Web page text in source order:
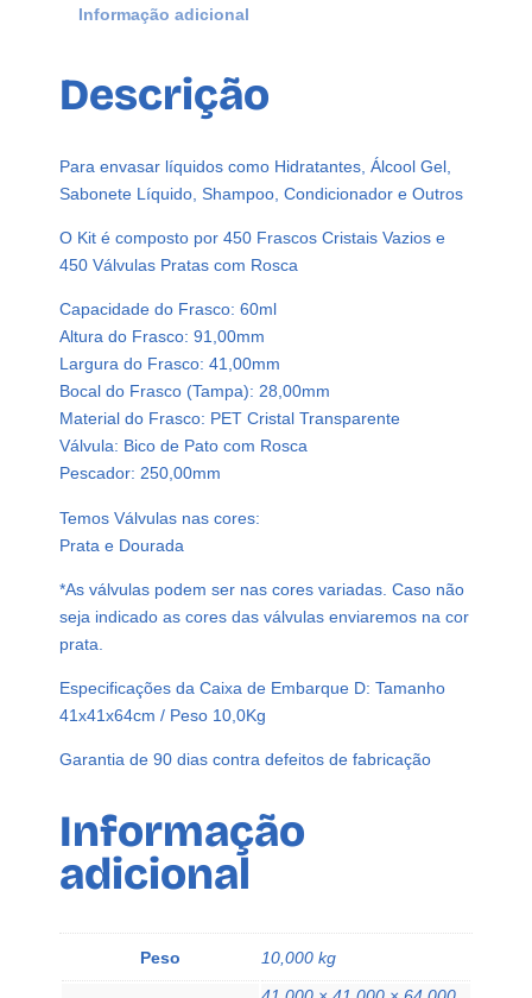
t
i
o
s
C
r
i
s
t
a
l
0
m
l
á
v
B
i
Informação adicional
Descrição
Para envasar líquidos como Hidratantes, Álcool Gel,
Sabonete Líquido, Shampoo, Condicionador e Outros
O Kit é composto por 450 Frascos Cristais Vazios e
450 Válvulas Pratas com Rosca
Capacidade do Frasco: 60ml
Altura do Frasco: 91,00mm
Largura do Frasco: 41,00mm
Bocal do Frasco (Tampa): 28,00mm
Material do Frasco: PET Cristal Transparente
Válvula: Bico de Pato com Rosca
Pescador: 250,00mm
Temos Válvulas nas cores:
Prata e Dourada
*As válvulas podem ser nas cores variadas. Caso não
seja indicado as cores das válvulas enviaremos na cor
prata.
Especificações da Caixa de Embarque D: Tamanho
41x41x64cm / Peso 10,0Kg
Garantia de 90 dias contra defeitos de fabricação
Informação
adicional
Peso 10,000 kg